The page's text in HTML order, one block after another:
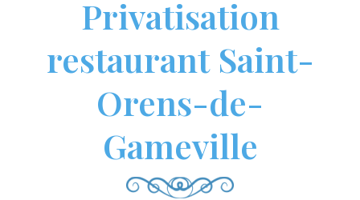
Privatisation
restaurant Saint-
Orens-de-
Gameville